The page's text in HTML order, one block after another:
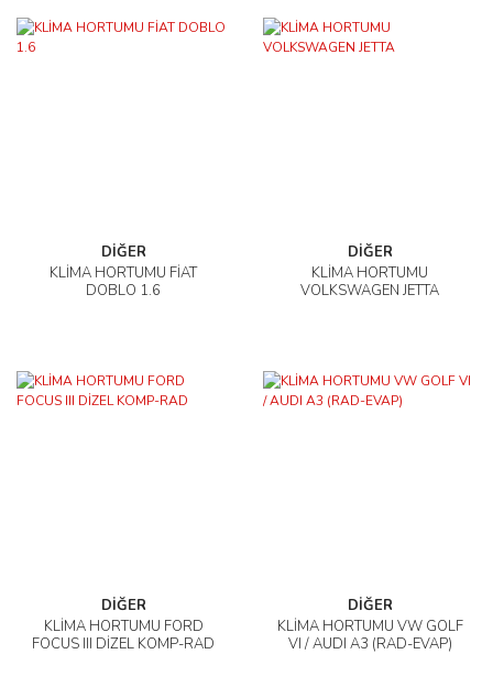
DİĞER
KLİMA HORTUMU FİAT
DOBLO 1.6
DİĞER
KLİMA HORTUMU
VOLKSWAGEN JETTA
DİĞER
KLİMA HORTUMU FORD
FOCUS III DİZEL KOMP-RAD
DİĞER
KLİMA HORTUMU VW GOLF
VI / AUDI A3 (RAD-EVAP)